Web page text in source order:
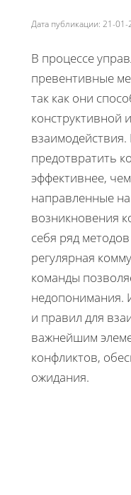
Дата публикации: 21-
В процессе
превентивные
так как они
конструктивной
предотвратить
эффективнее,
направленные
возникновения
себя ряд
регулярная
команды
недопонимания.
и правил для
важнейшим
конфликтов,
ожидания.